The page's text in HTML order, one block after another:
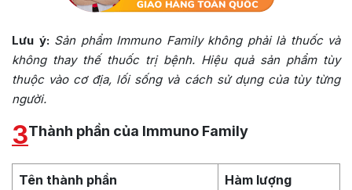
Lưu ý:Sản phẩm Immuno Family không phải là thuốc và
không thay thế thuốc trị bệnh. Hiệu quả sản phẩm tùy
thuộc vào cơ địa, lối sống và cách sử dụng của tùy từng
người.
3Thành phần của Immuno Family
Tên thành phần Hàm lượng